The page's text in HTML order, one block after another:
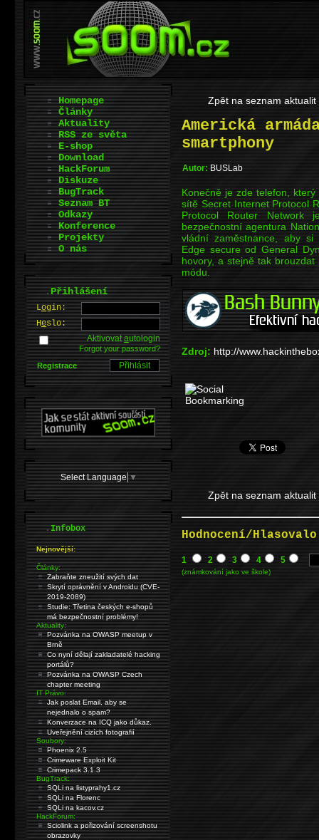
Zpět na seznam aktualit
Americká
smartphony
Autor: BUSLab
Konečně je zde telefon,
sítě Secret Internet Protocol
Protocol Router Network
bezpečnostní agentura
vládní zaměstnance, aby si
Edge secure od General
hovory, a stejně tak
módu.
Zdroj: http://
Zpět na seznam aktualit
Hodnocení/
1 2 3 4 5
(známkování jako ve škole)
Homepage
Články
Aktuality
RSS ze světa
E-shop
Download
HackForum
Diskuze
BugTrack
Seznam BT
Odkazy
Konference
Projekty
O nás
.Přihlášení
Login:
Heslo:
Aktivovatautologin
Forgot your password?
Registrace
Select Language ▼
.Infobox
Nejnovější:
Články:
Zabraňte zneužití svých dat
Skrytí oprávnění v Androidu (CVE-
2019-2089)
Studie: Třetina českých e-shopů
má bezpečnostní problémy!
Aktuality:
Pozvánka na OWASP meetup v
Brně
Co nyní dělají zakladatelé hacking
portálů?
Pozvánka na OWASP Czech
chapter meeting
IT Právo:
Jak poslat Email, aby se
nejednalo o spam?
Konverzace na ICQ jako důkaz.
Uveřejnění cizích fotografií
Soubory:
Phoenix 2.5
Crimeware Exploit Kit
Crimepack 3.1.3
BugTrack:
SQLi na listyprahy1.cz
SQLi na Florenc
SQLi na kacov.cz
HackForum:
Sciolink a pořizování screenshotu
obrazovky